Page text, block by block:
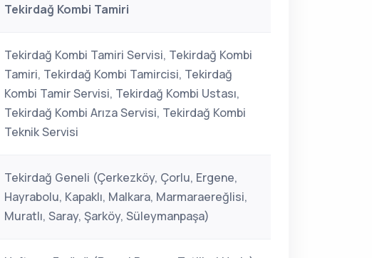
Tekirdağ Kombi Tamiri
Tekirdağ Kombi Tamiri Servisi, Tekirdağ Kombi
Tamiri, Tekirdağ Kombi Tamircisi, Tekirdağ
Kombi Tamir Servisi, Tekirdağ Kombi Ustası,
Tekirdağ Kombi Arıza Servisi, Tekirdağ Kombi
Teknik Servisi
Tekirdağ Geneli (Çerkezköy, Çorlu, Ergene,
Hayrabolu, Kapaklı, Malkara, Marmaraereğlisi,
Muratlı, Saray, Şarköy, Süleymanpaşa)